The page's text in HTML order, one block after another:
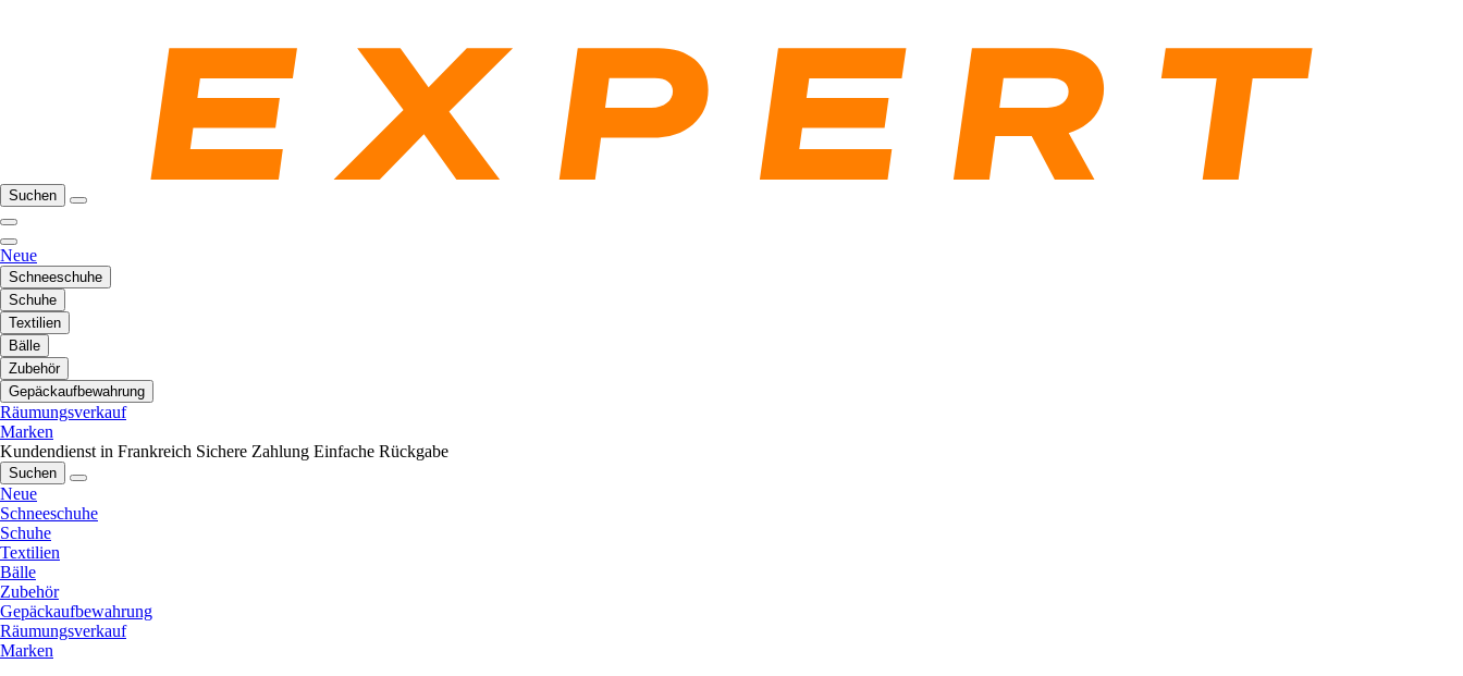
Suchen
Neue
Schneeschuhe
Schuhe
Textilien
Bälle
Zubehör
Gepäckaufbewahrung
Räumungsverkauf
Marken
Kundendienst in Frankreich Sichere Zahlung Einfache Rückgabe
Suchen
Neue
Schneeschuhe
Schuhe
Textilien
Bälle
Zubehör
Gepäckaufbewahrung
Räumungsverkauf
Marken